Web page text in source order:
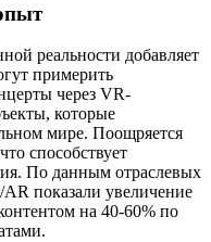
реальности добавляет
примерить
через VR-
которые
мире. Поощряется
способствует
По данным отраслевых
показали увеличение
на 40-60% по